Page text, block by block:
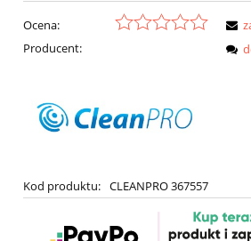
Ocena:
Producent:
Kod produktu: CLEANPRO 367557